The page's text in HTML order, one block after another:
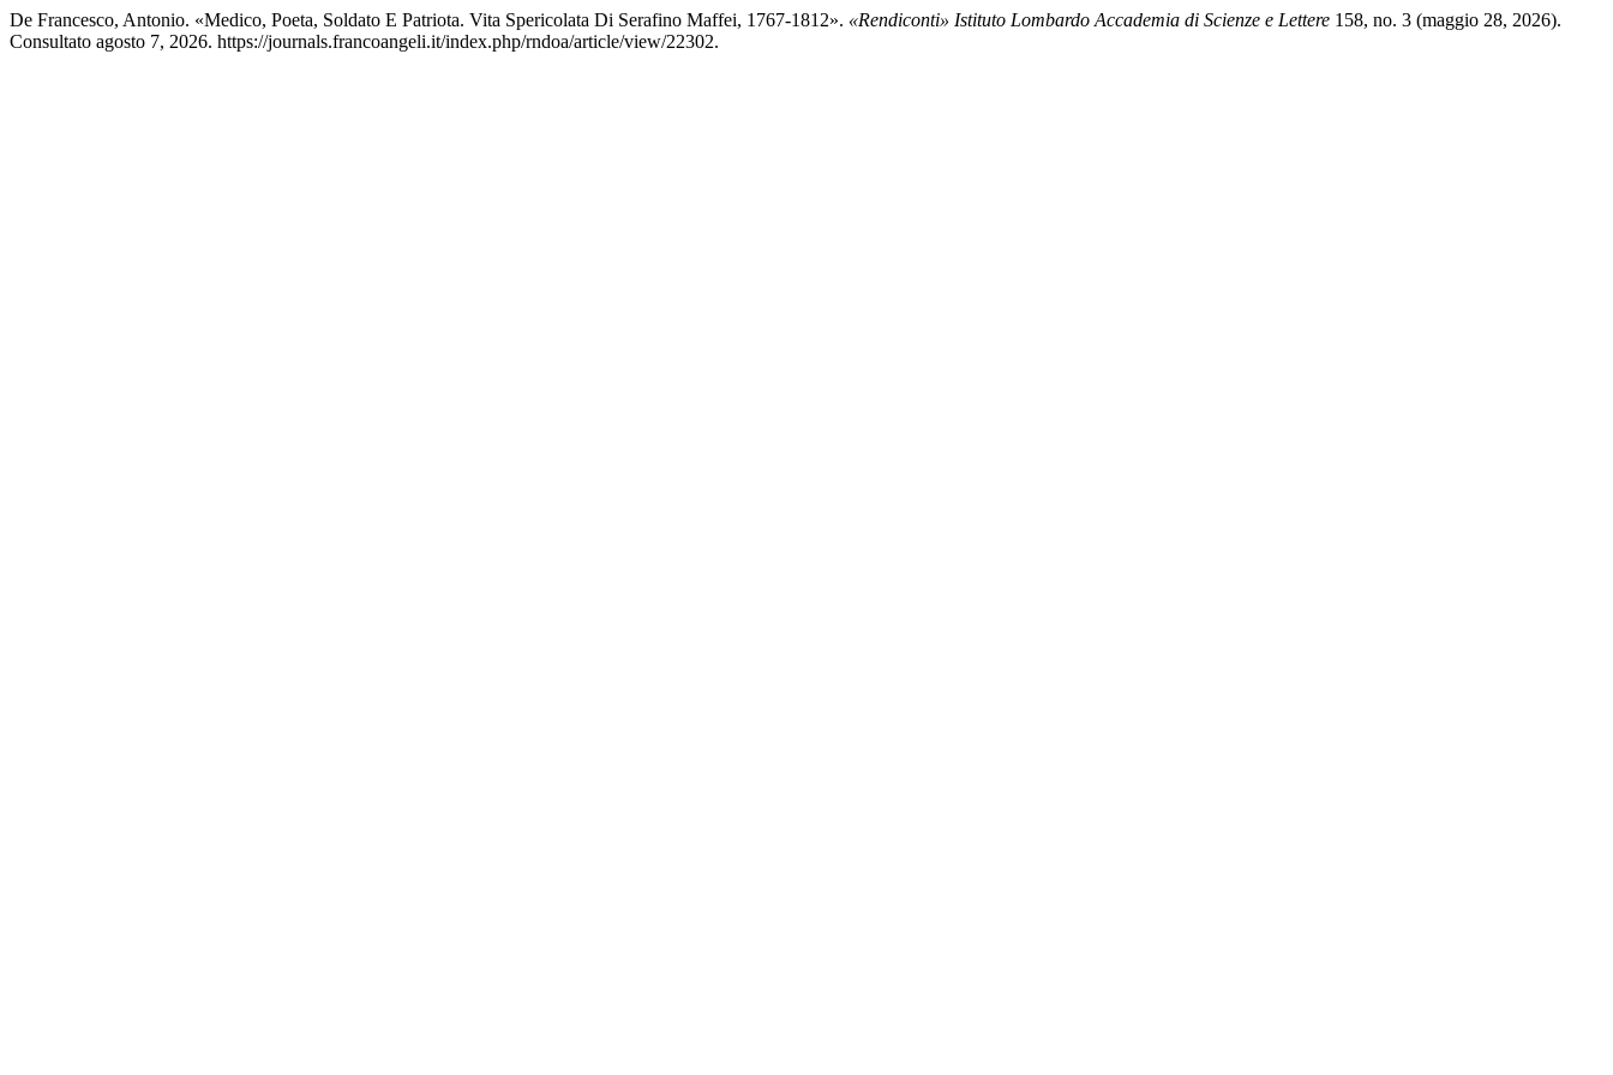
De Francesco, Antonio. «Medico, Poeta, Soldato E Patriota. Vita Spericolata Di Serafino Maffei, 1767-1812». «Rendiconti» Istituto Lombardo Accademia di Scienze e Lettere 158, no. 3 (maggio 28, 2026).
Consultato agosto 7, 2026. https://journals.francoangeli.it/index.php/rndoa/article/view/22302.